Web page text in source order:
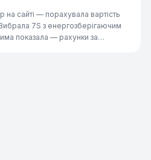
на сайті — порахувала вартість
Вибрала 7S з енергозберігаючим
показала — рахунки за